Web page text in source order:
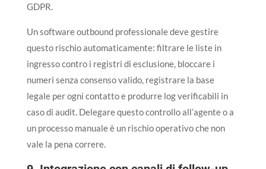
GDPR.
Un software outbound professionale deve gestire
questo rischio automaticamente: filtrare le liste in
ingresso contro i registri di esclusione, bloccare i
numeri senza consenso valido, registrare la base
legale per ogni contatto e produrre log verificabili in
caso di audit. Delegare questo controllo all’agente o a
un processo manuale è un rischio operativo che non
vale la pena correre.